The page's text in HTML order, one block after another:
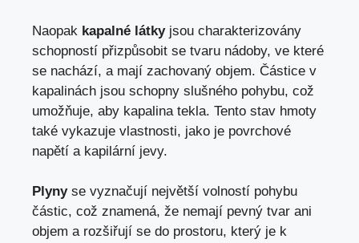
Naopak kapalné látkyjsou charakterizovány
schopností přizpůsobit se tvaru nádoby, ve které
se nachází, a mají zachovaný objem. Částice v
kapalinách jsou schopny slušného pohybu, což
umožňuje, aby kapalina tekla. Tento stav hmoty
také vykazuje vlastnosti, jako je povrchové
napětí a kapilární jevy.
Plynyse vyznačují největší volností pohybu
částic, což znamená, že nemají pevný tvar ani
objem a rozšiřují se do prostoru, který je k